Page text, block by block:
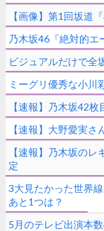
【画像】第1回坂道
乃木坂46『絶対的
ビジュアルだけで
ミーグリ優秀な小
【速報】乃木坂42
【速報】大野愛実
【速報】乃木坂の
定
3大見たかった世界
あと1つは？
5月のテレビ出演本